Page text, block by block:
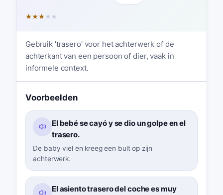
★★★ ★ ★
Gebruik 'trasero' voor het achterwerk of de
achterkant van een persoon of dier, vaak in
informele context.
Voorbeelden
El bebé se cayó y se dio un golpe en el
trasero.
De baby viel en kreeg een bult op zijn
achterwerk.
El asiento trasero del coche es muy